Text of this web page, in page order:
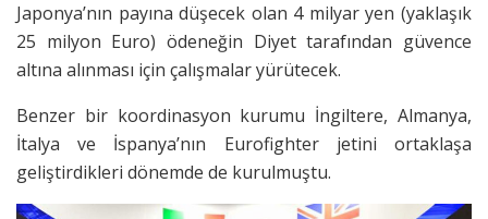
Japonya’nın payına düşecek olan 4 milyar yen (yaklaşık
25 milyon Euro) ödeneğin Diyet tarafından güvence
altına alınması için çalışmalar yürütecek.
Benzer bir koordinasyon kurumu İngiltere, Almanya,
İtalya ve İspanya’nın Eurofighter jetini ortaklaşa
geliştirdikleri dönemde de kurulmuştu.